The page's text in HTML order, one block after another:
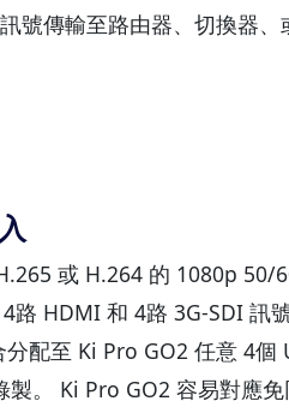
號傳輸至路由器、切換器、
或 H.264 的 1080p 50/
路 HDMI 和 4路 3G-SDI 訊
配至 Ki Pro GO2 任意 4個
。 Ki Pro GO2 容易對應